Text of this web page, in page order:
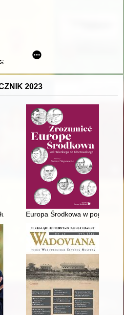
nowołacińskich XVI-XVII wieku :
2023
Europa Środkowa w